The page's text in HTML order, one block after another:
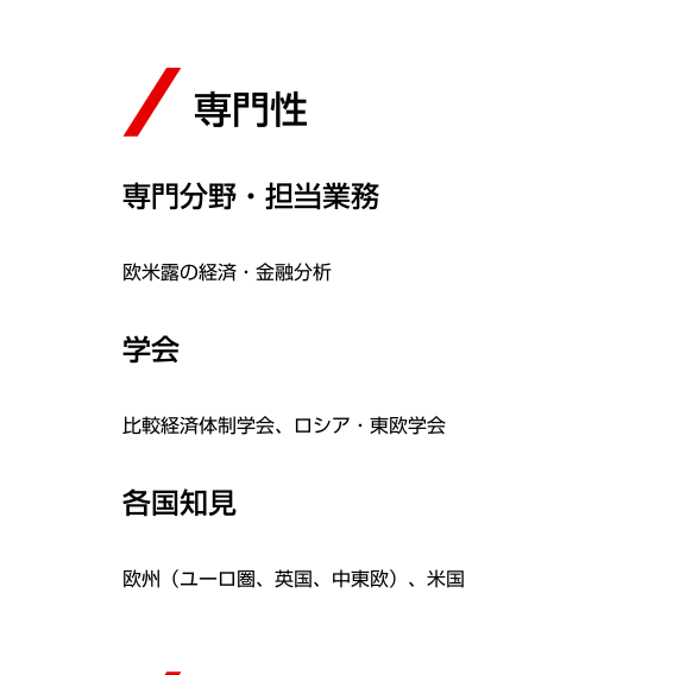
専門性
専門分野・担当業務
欧米露の経済・金融分析
学会
比較経済体制学会、ロシア・東欧学会
各国知見
欧州（ユーロ圏、英国、中東欧）、米国